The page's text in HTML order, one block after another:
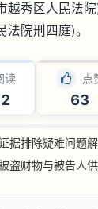
秀区人民法院)
院刑四庭)。
读 点
63
据排除疑难问题
财物与被告人供述